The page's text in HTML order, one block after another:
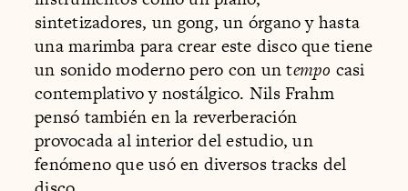
sintetizadores, un gong, un órgano y hasta
una marimba para crear este disco que tiene
un sonido moderno pero con un tempo casi
contemplativo y nostálgico. Nils Frahm
pensó también en la reverberación
provocada al interior del estudio, un
fenómeno que usó en diversos tracks del